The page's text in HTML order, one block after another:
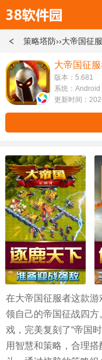
策略塔防››大帝国征
大帝国征
版本：5.681
系统：Android
更新时间：
在大帝国征服者这款
领自己的帝国征战四
戏，完美复刻了“帝国
用智慧和策略，合理